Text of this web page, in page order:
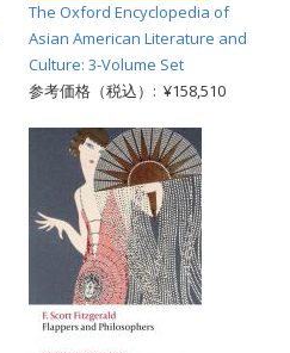
The Oxford Encyclopedia of
Asian American Literature and
Culture: 3-Volume Set
参考価格（税込）: ¥158,510